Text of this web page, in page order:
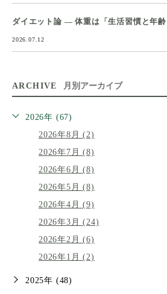
ダイエット論 ― 体重は「生活習慣と年
2026.07.12
ARCHIVE 月別アーカイブ
2026年 (67)
2026年8月 (2)
2026年7月 (8)
2026年6月 (8)
2026年5月 (8)
2026年4月 (9)
2026年3月 (24)
2026年2月 (6)
2026年1月 (2)
2025年 (48)